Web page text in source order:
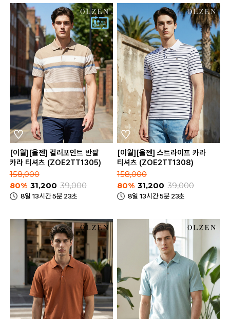
[이월][올젠] 컬러포인트 반팔
카라 티셔츠 (ZOE2TT1305)
158,000
80% 31,200 39,000
8일 13시간 5분 23초
[이월][올젠] 스트라이프 카라
티셔츠 (ZOE2TT1308)
158,000
80% 31,200 39,000
8일 13시간 5분 23초